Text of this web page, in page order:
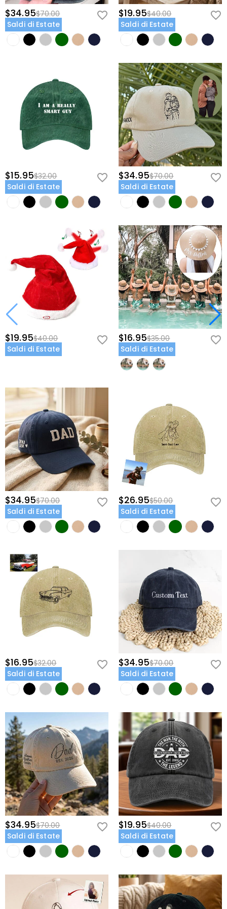
$34.95$70.00
Saldi di Estate
$19.95$40.00
Saldi di Estate
$15.95$32.00
Saldi di Estate
$34.95$70.00
Saldi di Estate
$19.95$40.00
Saldi di Estate
$16.95$35.00
Saldi di Estate
$34.95$70.00
Saldi di Estate
$26.95$50.00
Saldi di Estate
$16.95$32.00
Saldi di Estate
$34.95$70.00
Saldi di Estate
$34.95$70.00
Saldi di Estate
$19.95$40.00
Saldi di Estate